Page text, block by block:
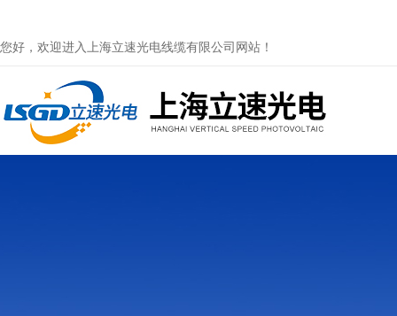
您好，欢迎进入上海立速光电线缆有限公司网站！